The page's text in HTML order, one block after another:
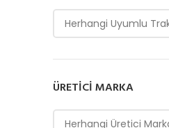
Herhangi Uyumlu
ÜRETICI MARKA
Herhangi Üretici